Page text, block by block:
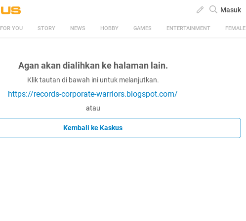
Masuk
FOR YOU STORY NEWS HOBBY GAMES ENTERTAINMENT FEMALE
Agan akan dialihkan ke halaman lain.
Klik tautan di bawah ini untuk melanjutkan.
https://records-corporate-warriors.blogspot.com/
atau
Kembali ke Kaskus